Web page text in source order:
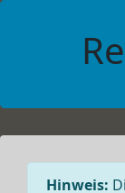
Hinweis: